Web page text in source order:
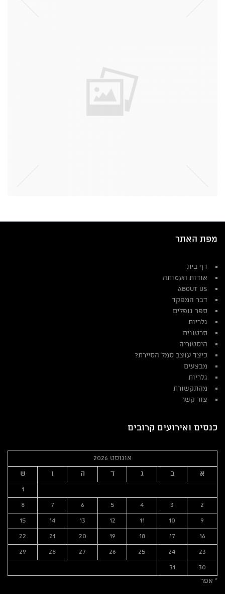
מלחמת לבנון השניה
קרא עוד ←
מפת האתר
דף בית
אודות העמותה
About Us
דבר המפקד
ספר נופלים
גלריות
סרטונים
היסטוריה
כיצד עוצב סמל הסיירת?
מבצעים
גלריות
מהתקשורת
צור קשר
כנסים ואירועים קרובים
אוגוסט 2026
א
ב ג ד ה ו
ש
1
2
3
4
5
6
7
8
9
10
11
12
13
14
15
16
17
18
19
20
21
22
23
24
25
26
27
28
29
30
31
« אפר